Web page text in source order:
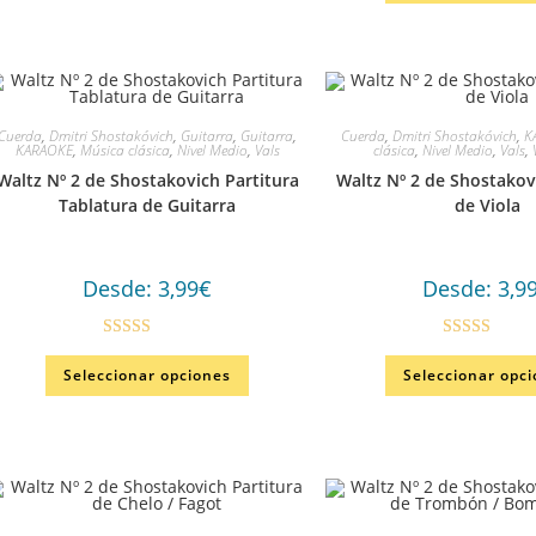
Cuerda,Dmitri Shostakóvich, Guitarra, Guitarra,
KARAOKE, Música clásica,Nivel Medio, Vals
Nº 2 de Shostakovich Partitura
Tablatura de Guitarra
Desde:3,99€
Valorado en
5.00de 5
Seleccionar opciones
Este
tiene
se
pueden
Cuerda,Dmitri Shostakóvich,
clásica, Nivel Medio, Vals,
Waltz Nº 2 de
de Viola
Desde:
Valorado en
5.00de 5
Seleccionar